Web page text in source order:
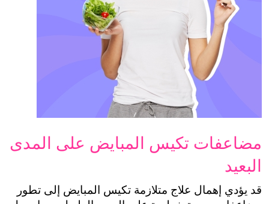
مضاعفات تكيس المبايض على المدى
قد يؤدي إهمال علاج متلازمة تكيس المبايض إلى تطور